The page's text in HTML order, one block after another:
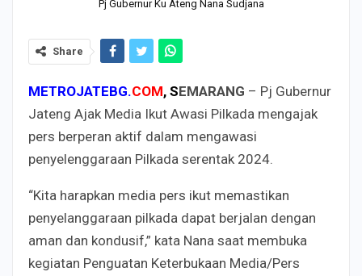
Pj Gubernur Ku Ateng Nana Sudjana
Share
METROJATEBG.COM, SEMARANG – Pj Gubernur
Jateng Ajak Media Ikut Awasi Pilkada mengajak
pers berperan aktif dalam mengawasi
penyelenggaraan Pilkada serentak 2024.
“Kita harapkan media pers ikut memastikan
penyelanggaraan pilkada dapat berjalan dengan
aman dan kondusif,” kata Nana saat membuka
kegiatan Penguatan Keterbukaan Media/Pers